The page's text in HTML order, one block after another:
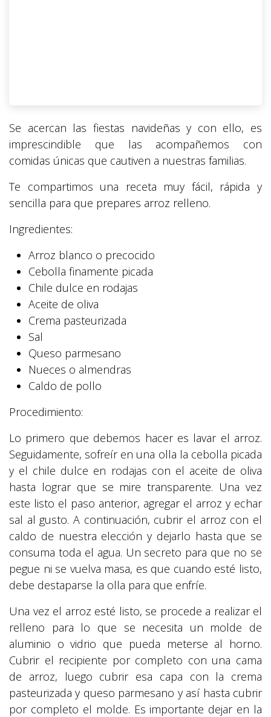
Se acercan las fiestas navideñas y con ello, es
imprescindible que las acompañemos con
comidas únicas que cautiven a nuestras familias.
Te compartimos una receta muy fácil, rápida y
sencilla para que prepares arroz relleno.
Ingredientes:
Arroz blanco o precocido
Cebolla finamente picada
Chile dulce en rodajas
Aceite de oliva
Crema pasteurizada
Sal
Queso parmesano
Nueces o almendras
Caldo de pollo
Procedimiento:
Lo primero que debemos hacer es lavar el arroz.
Seguidamente, sofreír en una olla la cebolla picada
y el chile dulce en rodajas con el aceite de oliva
hasta lograr que se mire transparente. Una vez
este listo el paso anterior, agregar el arroz y echar
sal al gusto. A continuación, cubrir el arroz con el
caldo de nuestra elección y dejarlo hasta que se
consuma toda el agua. Un secreto para que no se
pegue ni se vuelva masa, es que cuando esté listo,
debe destaparse la olla para que enfríe.
Una vez el arroz esté listo, se procede a realizar el
relleno para lo que se necesita un molde de
aluminio o vidrio que pueda meterse al horno.
Cubrir el recipiente por completo con una cama
de arroz, luego cubrir esa capa con la crema
pasteurizada y queso parmesano y así hasta cubrir
por completo el molde. Es importante dejar en la